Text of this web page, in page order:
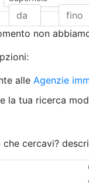
non
alle Agenzie
la tua ricerca
cercavi?